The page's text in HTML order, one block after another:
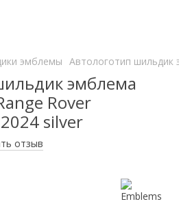
эмблемы Автологотип шильдик
эмблема
Rover
silver
отзыв